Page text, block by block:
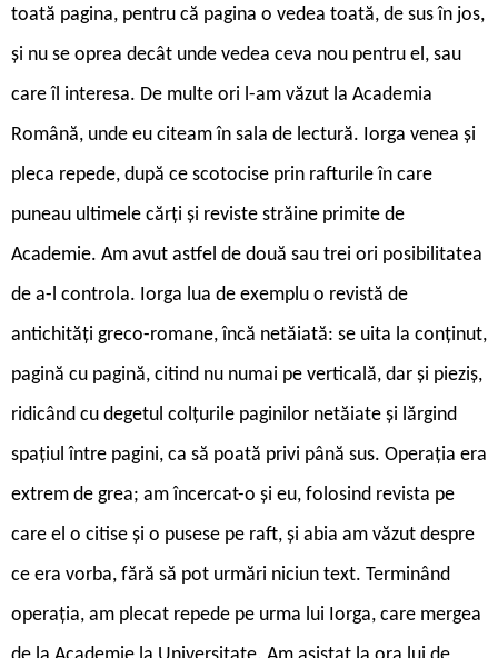
toată pagina, pentru că pagina o vedea toată, de sus în jos,
şi nu se oprea decât unde vedea ceva nou pentru el, sau
care îl interesa. De multe ori l-am văzut la Academia
Română, unde eu citeam în sala de lectură. Iorga venea şi
pleca repede, după ce scotocise prin rafturile în care
puneau ultimele cărţi şi reviste străine primite de
Academie. Am avut astfel de două sau trei ori posibilitatea
de a-l controla. Iorga lua de exemplu o revistă de
antichităţi greco-romane, încă netăiată: se uita la conţinut,
pagină cu pagină, citind nu numai pe verticală, dar şi pieziş,
ridicând cu degetul colţurile paginilor netăiate şi lărgind
spaţiul între pagini, ca să poată privi până sus. Operaţia era
extrem de grea; am încercat-o şi eu, folosind revista pe
care el o citise şi o pusese pe raft, şi abia am văzut despre
ce era vorba, fără să pot urmări niciun text. Terminând
operaţia, am plecat repede pe urma lui Iorga, care mergea